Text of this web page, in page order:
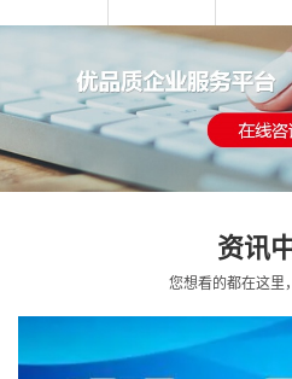
资讯
您想看的都在这里